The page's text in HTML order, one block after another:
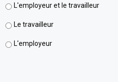
L'employeur et le travailleur
Le travailleur
L'employeur